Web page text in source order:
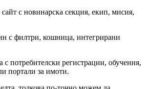
с новинарска секция, екип, мисия,
с филтри, кошница, интегрирани
с потребителски регистрации, обучения,
портали за имоти.